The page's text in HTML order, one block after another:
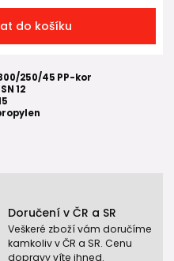
do košíku
250/45 PP-kor
12
Doručení v ČR a SR
Veškeré zboží vám doručíme
kamkoliv v ČR a SR. Cenu
dopravy víte ihned.